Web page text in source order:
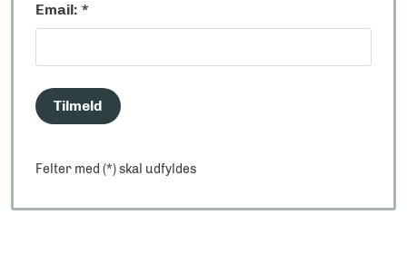
Email: *
Tilmeld
Felter med (*) skal udfyldes